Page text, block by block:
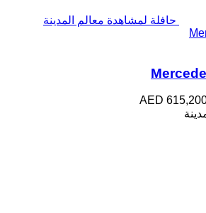
حافلة لمشاهدة معالم المدينة
AED